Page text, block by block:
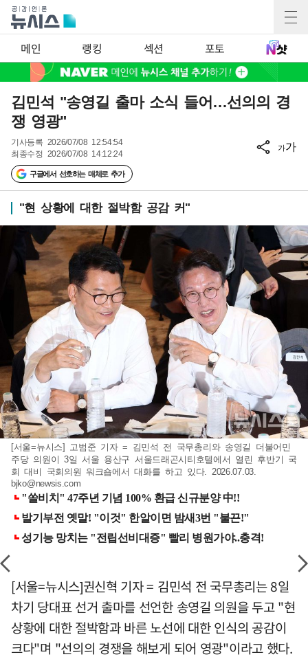
메인 랭킹 섹션 포토
김민석 "송영길 출마 소식 들어…선의의 경
쟁 영광"
기사등록 2026/07/08 12:54:54
최종수정 2026/07/08 14:12:24
구글에서 선호하는 매체로 추가
가가
"현 상황에 대한 절박함 공감 커"
[서울=뉴시스] 고범준 기자 = 김민석 전 국무총리와 송영길 더불어민
주당 의원이 3일 서울 용산구 서울드래곤시티호텔에서 열린 후반기 국
회 대비 국회의원 워크숍에서 대화를 하고 있다. 2026.07.03.
bjko@newsis.com
[서울=뉴시스]권신혁 기자 = 김민석 전 국무총리는 8일
차기 당대표 선거 출마를 선언한 송영길 의원을 두고 "현
상황에 대한 절박함과 바른 노선에 대한 인식의 공감이
크다"며 "선의의 경쟁을 해보게 되어 영광"이라고 했다.